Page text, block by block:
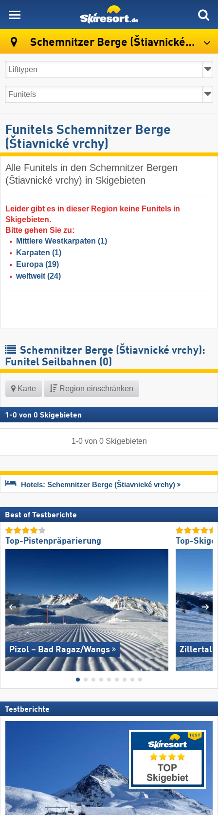
Schemnitzer Berge (Štiavnické vrchy)
Funitels Schemnitzer Berge
(Štiavnické vrchy)
Alle Funitels in den Schemnitzer Bergen
(Štiavnické vrchy) in Skigebieten
Leider gibt es in dieser Region keine Funitels in
Skigebieten.
Bitte gehen Sie zu:
Mittlere Westkarpaten (1)
Karpaten (1)
Europa (19)
weltweit (24)
Schemnitzer Berge (Štiavnické vrchy):
Funitel Seilbahnen (0)
Karte Region einschränken
1 -0 von 0 Skigebieten
1-0von 0 Skigebieten
Hotels: Schemnitzer Berge (Štiavnické vrchy)
Best of Testberichte
Top-Pistenpräparierung
Pizol – Bad Ragaz/​Wangs
Top-
Zillertal
Testberichte